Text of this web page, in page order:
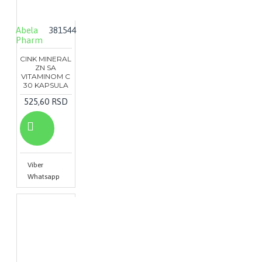
Abela
Pharm
381544
CINK MINERAL
ZN SA
VITAMINOM C
30 KAPSULA
525,60 RSD
Viber
Whatsapp